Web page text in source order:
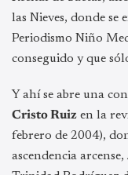
las Nieves, donde se
Periodismo Niño
conseguido y que
Y ahí se abre una
Cristo Ruiz en la
febrero de 2004),
ascendencia